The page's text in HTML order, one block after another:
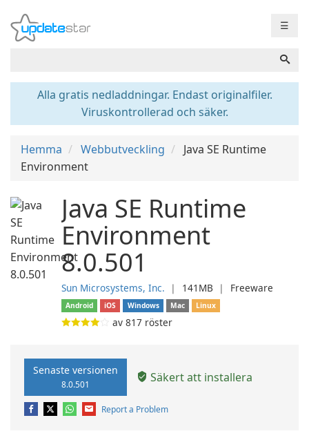
☰
Alla gratis nedladdningar. Endast originalfiler.
Viruskontrollerad och säker.
Hemma Webbutveckling
Java SE Runtime
Environment
Java SE Runtime
Environment
8.0.501
Sun Microsystems, Inc. ❘ 141MB ❘ Freeware
Android iOS Windows Mac Linux
av 817 röster
Senaste versionen
8.0.501 Säkert att installera
Report a Problem